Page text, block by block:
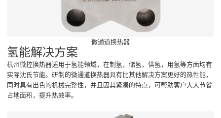
微通道换热器
氢能解决方案
杭州微控换热器适用于氢能领域，在制氢，储氢，供氢，用氢等方面均有
实际沈氏节能。研制的微通道换热器具有比其他解决方案更好的热性能，
同时具有出色的机械完整性，并且因其紧凑的特点，可帮助客户大大节省
占地面积，提升热效率。